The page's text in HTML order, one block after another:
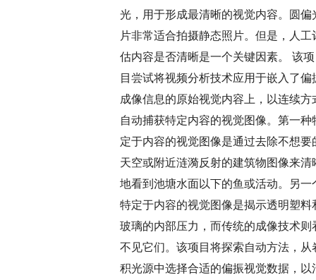
光，用于形成最清晰的视觉内容。圆偏
片非常适合拍摄静态照片。但是，人工
估内容是否清晰是一个关键因素。 该项
目尝试将视频分析技术应用于嵌入了偏
成像信息的原始视觉内容上，以连续方
自动捕获特定内容的视觉图像。第一种
定于内容的视觉图像是通过去除不想要
天空或附近涟漪反射的建筑物图像来清
地看到池塘水面以下的鱼或活动。另一
特定于内容的视觉图像是揭示透明塑料
玻璃的内部压力，而传统的成像技术则
不见它们。该项目将探索自动方法，从
积光源中选择合适的偏振视觉数据，以